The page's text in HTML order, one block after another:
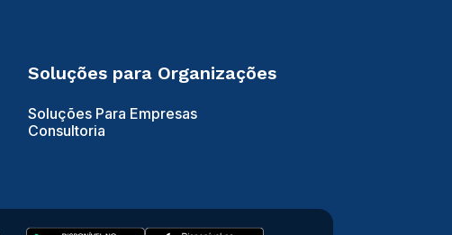
Soluções para Organizações
Soluções Para Empresas
Consultoria